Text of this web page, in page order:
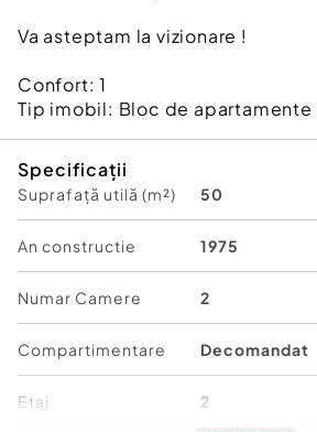
Va asteptam la vizionare !
Confort:1
Tip imobil: Bloc de apartamente
Specificații
Suprafață utilă (m²) 50
An constructie 1975
Numar Camere 2
Compartimentare Decomandat
Etaj 2